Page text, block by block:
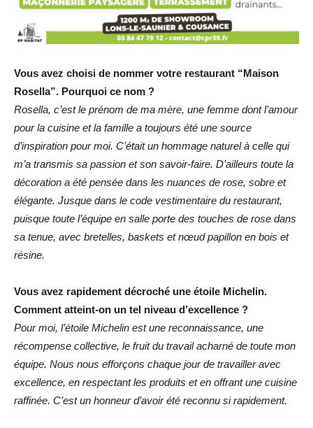
Vous avez choisi de nommer votre restaurant “Maison
Rosella”. Pourquoi ce nom ?
Rosella, c’est le prénom de ma mère, une femme dont l’amour
pour la cuisine et la famille a toujours été une source
d’inspiration pour moi. C’était un hommage naturel à celle qui
m’a transmis sa passion et son savoir-faire. D’ailleurs toute la
décoration a été pensée dans les nuances de rose, sobre et
élégante. Jusque dans le code vestimentaire du restaurant,
puisque toute l’équipe en salle porte des touches de rose dans
sa tenue, avec bretelles, baskets et nœud papillon en bois et
résine.
Vous avez rapidement décroché une étoile Michelin.
Comment atteint-on un tel niveau d’excellence ?
Pour moi, l’étoile Michelin est une reconnaissance, une
récompense collective, le fruit du travail acharné de toute mon
équipe. Nous nous efforçons chaque jour de travailler avec
excellence, en respectant les produits et en offrant une cuisine
raffinée. C’est un honneur d’avoir été reconnu si rapidement.